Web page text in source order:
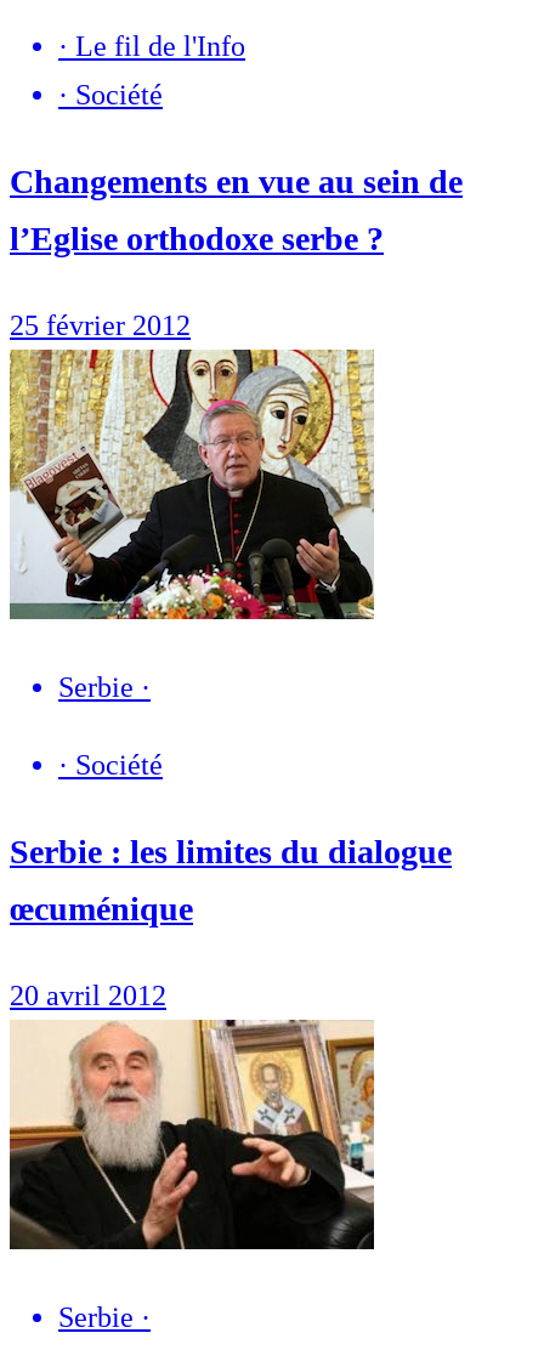
· Le fil de l'Info
· Société
Changements en vue au sein de
l’Eglise orthodoxe serbe ?
25 février 2012
Serbie ·
· Société
Serbie : les limites du dialogue
œcuménique
20 avril 2012
Serbie ·